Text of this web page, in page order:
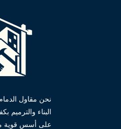
نحن مقاول
البناء والترميم
على أسس قوية